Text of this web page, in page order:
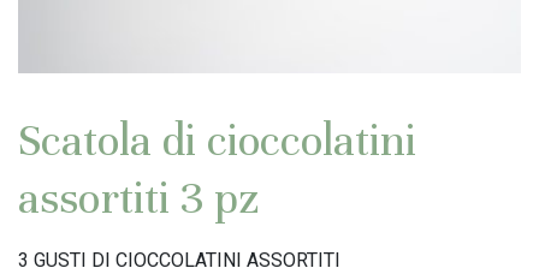
Scatola di cioccolatini
assortiti 3 pz
3 GUSTI DI CIOCCOLATINI ASSORTITI